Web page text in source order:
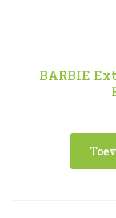
BARBIE